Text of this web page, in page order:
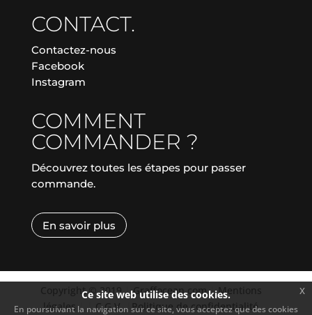
CONTACT.
Contactez-nous
Facebook
Instagram
COMMENT
COMMANDER ?
Découvrez toutes les étapes pour passer
commande.
En savoir plus
Copyright © 2019| Graffocean.com | Mentions
légales | | C.G.V. |Politique de confidentialité
Ce site web utilise des cookies.
En poursuivant la navigation sur ce site, vous acceptez que des cookies
x